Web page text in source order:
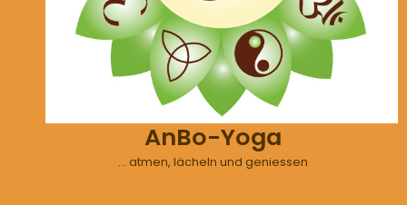
AnBo-Yoga
… atmen, lächeln und geniessen